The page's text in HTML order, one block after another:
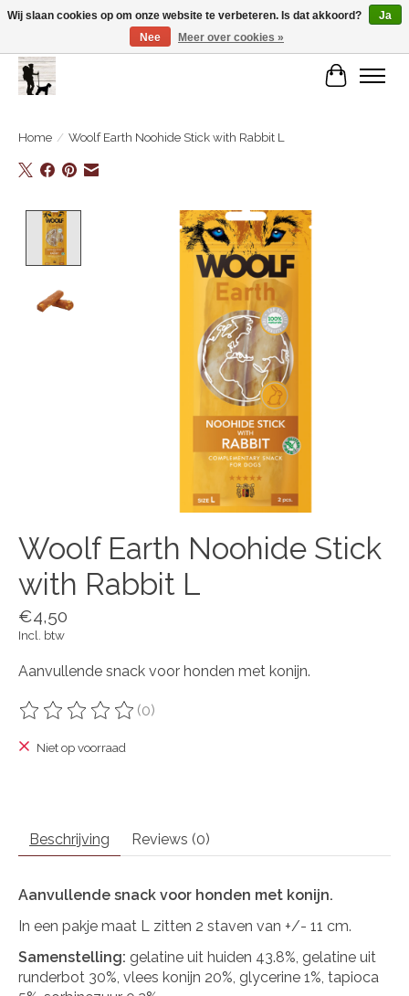
De Link..... Alles op maat voor je beste kameraard!
Home / Woolf Earth Noohide Stick with Rabbit L
Product image slideshow Items
Woolf Earth Noohide Stick
with Rabbit L
€4,50
Incl. btw
Aanvullende snack voor honden met konijn.
De beoordeling van dit product is
(0)
Niet op voorraad
Beschrijving Reviews (0)
Aanvullende snack voor honden met konijn.
In een pakje maat L zitten 2 staven van +/- 11 cm.
Samenstelling: gelatine uit huiden 43.8%, gelatine uit
runderbot 30%, vlees konijn 20%, glycerine 1%, tapioca
Wij slaan cookies op om onze website te verbeteren. Is dat akkoord?
Ja
Nee
Meer over cookies »